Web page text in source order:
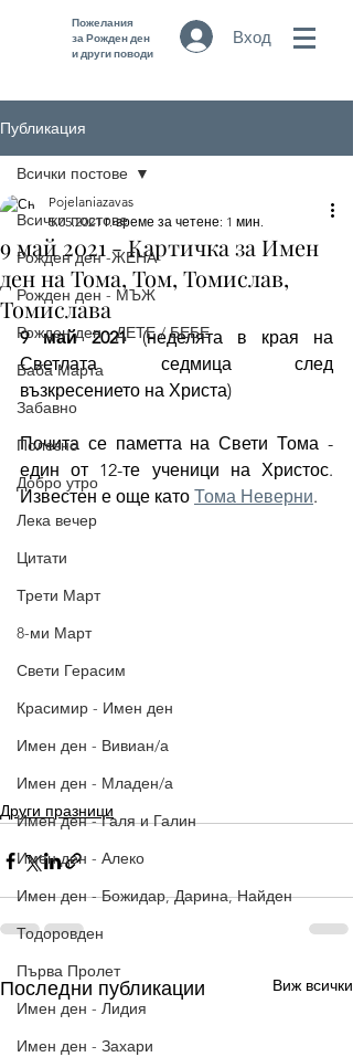
Пожелания
за Рожден ден
и други поводи
Вход
Публикация
Всички постове
Рожден ден -ЖЕНА
Рожден ден - МЪЖ
Рожден ден - ДЕТЕ / БЕБЕ
Баба Марта
Забавно
Полезно
Добро утро
Лека вечер
Цитати
Трети Март
8-ми Март
Свети Герасим
Красимир - Имен ден
Имен ден - Вивиан/а
Имен ден - Младен/а
Имен ден - Галя и Галин
Имен ден - Алеко
Имен ден - Божидар, Дарина, Найден
Тодоровден
Първа Пролет
Имен ден - Лидия
Имен ден - Захари
Всички постове
9 май 2021 - Картичка за Имен
ден на Тома, Том, Томислав,
Томислава
Pojelaniazavas
5.05.2021 г. време за четене: 1 мин.
9 май 2021
(неделята в края на
Светлата седмица след
възкресението на Христа)
Почита се паметта на Свети Тома -
един от 12-те ученици на Христос.
Известен е още като Тома Неверни.
Други празници
Последни публикации Виж всички